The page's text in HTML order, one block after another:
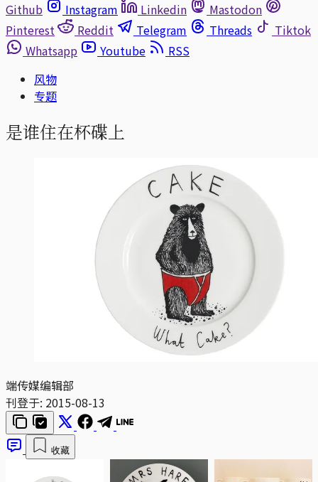
Github
Instagram Linkedin
Mastodon
Pinterest
Reddit Telegram Threads
Tiktok
Whatsapp
Youtube
RSS
风物
专题
是谁住在杯碟上
端传媒编辑部
刊登于: 2015-08-13
收藏